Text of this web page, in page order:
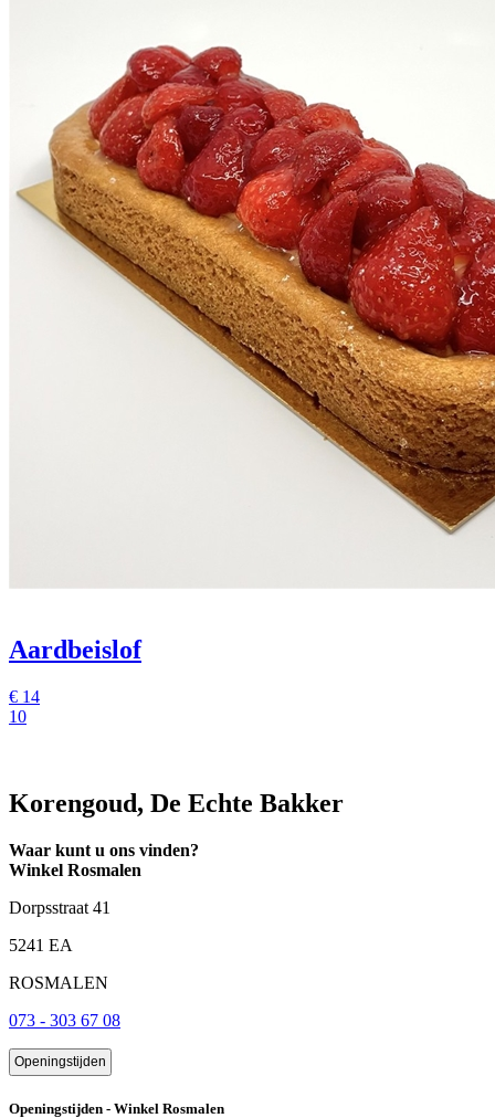
Aardbeislof
€ 14
10
Korengoud, De Echte Bakker
Waar kunt u ons vinden?
Winkel Rosmalen
Dorpsstraat 41
5241 EA
ROSMALEN
073 - 303 67 08
Openingstijden
Openingstijden - Winkel Rosmalen